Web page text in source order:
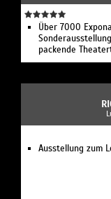
Über 7000
packende
Ausstellung zum